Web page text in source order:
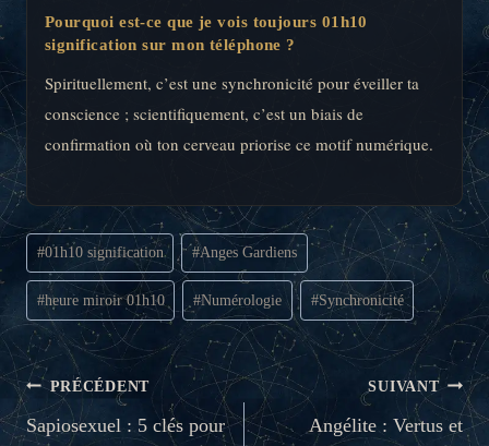
Pourquoi est-ce que je vois toujours 01h10
signification sur mon téléphone ?
Spirituellement, c’est une synchronicité pour éveiller ta
conscience ; scientifiquement, c’est un biais de
confirmation où ton cerveau priorise ce motif numérique.
Étiquettes
de
la
publication :
#01h10 signification #Anges Gardiens
#heure miroir 01h10 #Numérologie #Synchronicité
NAVIGATION
DE
PRÉCÉDENT
Sapiosexuel : 5 clés pour
SUIVANT
Angélite : Vertus et